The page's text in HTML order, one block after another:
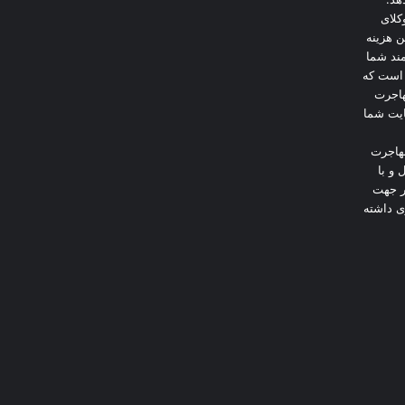
هزینه
شما
است که
شما
و با
جهت
داشته